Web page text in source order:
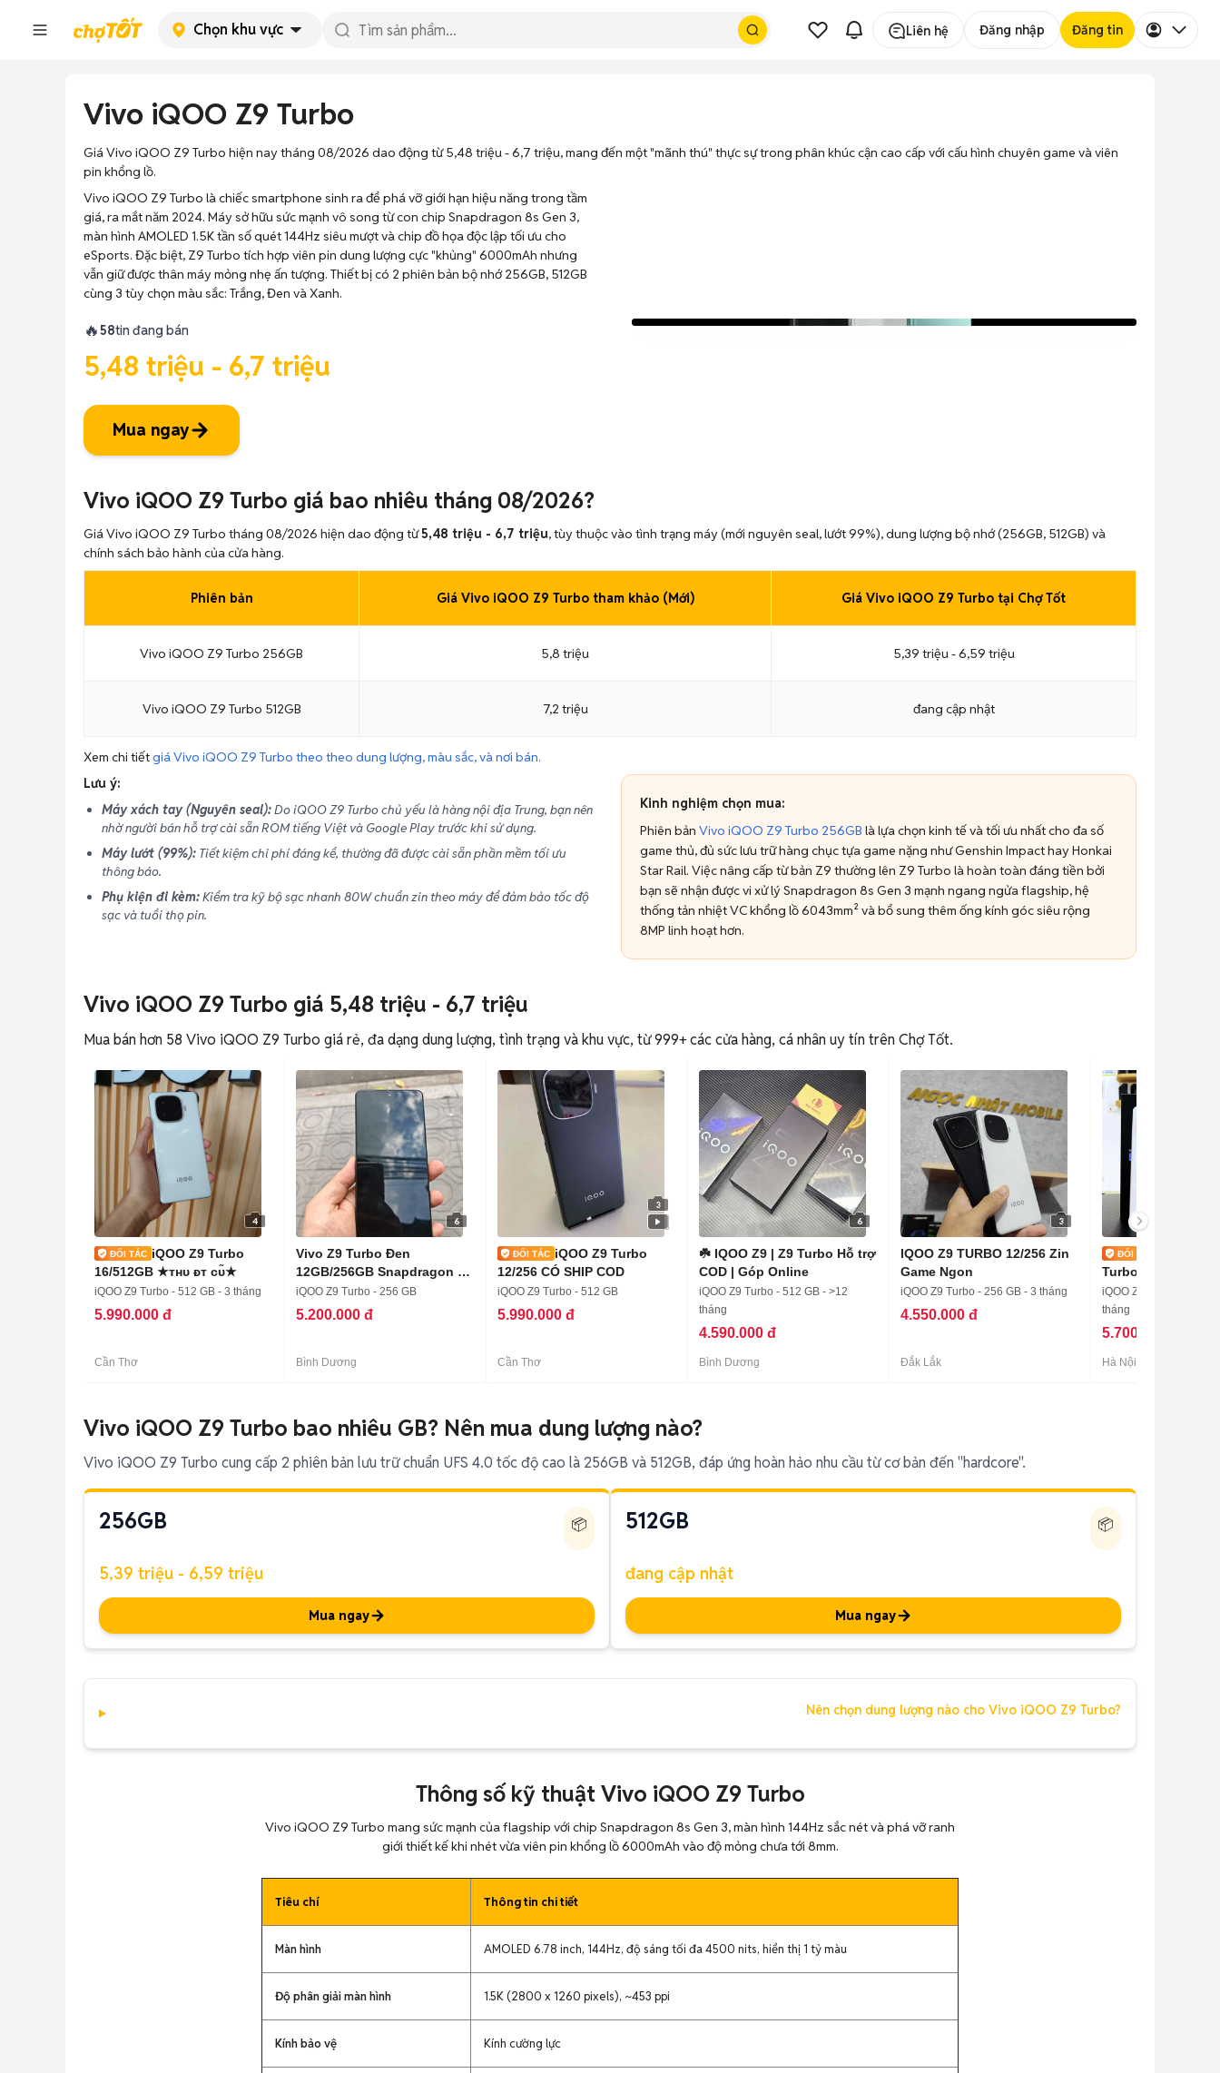
Chọn khu vực Liên hệ Đăng nhập Đăng tin
Vivo iQOO Z9 Turbo
Giá Vivo iQOO Z9 Turbo hiện nay tháng 08/2026 dao động từ 5,48 triệu - 6,7 triệu, mang đến một "mãnh thú" thực sự trong phân khúc cận cao cấp với cấu hình chuyên game và viên
pin khổng lồ.
Vivo iQOO Z9 Turbo là chiếc smartphone sinh ra để phá vỡ giới hạn hiệu năng trong tầm
giá, ra mắt năm 2024. Máy sở hữu sức mạnh vô song từ con chip Snapdragon 8s Gen 3,
màn hình AMOLED 1.5K tần số quét 144Hz siêu mượt và chip đồ họa độc lập tối ưu cho
eSports. Đặc biệt, Z9 Turbo tích hợp viên pin dung lượng cực "khủng" 6000mAh nhưng
vẫn giữ được thân máy mỏng nhẹ ấn tượng. Thiết bị có 2 phiên bản bộ nhớ 256GB, 512GB
cùng 3 tùy chọn màu sắc: Trắng, Đen và Xanh.
🔥58tin đang bán
5,48 triệu - 6,7 triệu
Mua ngay
Vivo iQOO Z9 Turbo giá bao nhiêu tháng 08/2026?
Giá Vivo iQOO Z9 Turbo tháng 08/2026 hiện dao động từ5,48 triệu - 6,7 triệu, tùy thuộc vào tình trạng máy (mới nguyên seal, lướt 99%), dung lượng bộ nhớ (256GB, 512GB) và
chính sách bảo hành của cửa hàng.
Phiên bản Giá Vivo iQOO Z9 Turbo tham khảo (Mới) Giá Vivo iQOO Z9 Turbo tại Chợ Tốt
Vivo iQOO Z9 Turbo 256GB 5,8 triệu 5,39 triệu - 6,59 triệu
Vivo iQOO Z9 Turbo 512GB 7,2 triệu đang cập nhật
Xem chi tiếtgiá Vivo iQOO Z9 Turbo theo theo dung lượng, màu sắc, và nơi bán.
Lưu ý:
Máy xách tay (Nguyên seal):Do iQOO Z9 Turbo chủ yếu là hàng nội địa Trung, bạn nên
nhờ người bán hỗ trợ cài sẵn ROM tiếng Việt và Google Play trước khi sử dụng.
Máy lướt (99%): Tiết kiệm chi phí đáng kể, thường đã được cài sẵn phần mềm tối ưu
thông báo.
Phụ kiện đi kèm:Kiểm tra kỹ bộ sạc nhanh 80W chuẩn zin theo máy để đảm bảo tốc độ
sạc và tuổi thọ pin.
Kinh nghiệm chọn mua:
Phiên bản Vivo iQOO Z9 Turbo 256GB là lựa chọn kinh tế và tối ưu nhất cho đa số
game thủ, đủ sức lưu trữ hàng chục tựa game nặng như Genshin Impact hay Honkai
Star Rail. Việc nâng cấp từ bản Z9 thường lên Z9 Turbo là hoàn toàn đáng tiền bởi
bạn sẽ nhận được vi xử lý Snapdragon 8s Gen 3 mạnh ngang ngửa flagship, hệ
thống tản nhiệt VC khổng lồ 6043mm² và bổ sung thêm ống kính góc siêu rộng
8MP linh hoạt hơn.
Vivo iQOO Z9 Turbo giá 5,48 triệu - 6,7 triệu
Mua bán hơn 58 Vivo iQOO Z9 Turbo giá rẻ, đa dạng dung lượng, tình trạng và khu vực, từ 999+ các cửa hàng, cá nhân uy tín trên Chợ Tốt.
4
iQOO Z9 Turbo
16/512GB ★ᴛʜᴜ ᴆᴛ ᴄᴜ̃★
iQOO Z9 Turbo - 512 GB - 3 tháng
5.990.000 đ
Cần Thơ
6
Vivo Z9 Turbo Đen
12GB/256GB Snapdragon 8s
Gen 3
iQOO Z9 Turbo - 256 GB
5.200.000 đ
Bình Dương
3
iQOO Z9 Turbo
12/256 CÓ SHIP COD
iQOO Z9 Turbo - 512 GB
5.990.000 đ
Cần Thơ
6
☘️ IQOO Z9 | Z9 Turbo Hỗ trợ
COD | Góp Online
iQOO Z9 Turbo - 512 GB - >12
tháng
4.590.000 đ
Bình Dương
3
IQOO Z9 TURBO 12/256 Zin
Game Ngon
iQOO Z9 Turbo - 256 GB - 3 tháng
4.550.000 đ
Đắk Lắk
Turbo Snap 8s
144z Trả Góp
iQOO Z9 Turbo - 256
tháng
5.700.000 đ
Hà Nội
Vivo iQOO Z9 Turbo bao nhiêu GB? Nên mua dung lượng nào?
Vivo iQOO Z9 Turbo cung cấp 2 phiên bản lưu trữ chuẩn UFS 4.0 tốc độ cao là 256GB và 512GB, đáp ứng hoàn hảo nhu cầu từ cơ bản đến "hardcore".
256GB 📦
5,39 triệu - 6,59 triệu
Mua ngay
512GB 📦
đang cập nhật
Mua ngay
Nên chọn dung lượng nào cho Vivo iQOO Z9 Turbo?
Thông số kỹ thuật Vivo iQOO Z9 Turbo
Vivo iQOO Z9 Turbo mang sức mạnh của flagship với chip Snapdragon 8s Gen 3, màn hình 144Hz sắc nét và phá vỡ ranh
giới thiết kế khi nhét vừa viên pin khổng lồ 6000mAh vào độ mỏng chưa tới 8mm.
Tiêu chí Thông tin chi tiết
Màn hình AMOLED 6.78 inch, 144Hz, độ sáng tối đa 4500 nits, hiển thị 1 tỷ màu
Độ phân giải màn hình 1.5K (2800 x 1260 pixels), ~453 ppi
Kính bảo vệ Kính cường lực